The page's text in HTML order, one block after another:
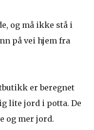
og må ikke stå i
på vei hjem fra
er beregnet
lite jord i potta. De
og mer jord.